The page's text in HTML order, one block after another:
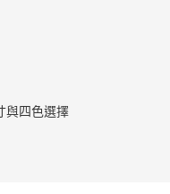
與四色選擇